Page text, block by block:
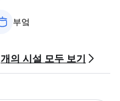
부엌
개의 시설 모두 보기